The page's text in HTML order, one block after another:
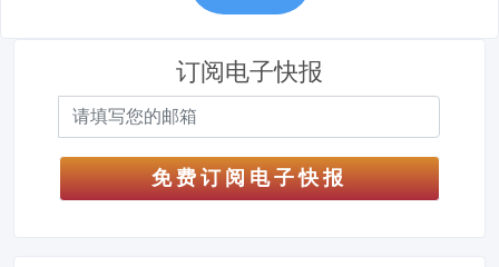
订阅电子快报
免费订阅电子快报